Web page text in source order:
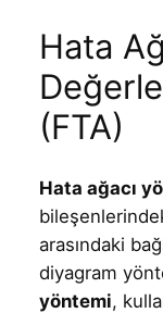
Hata
(FTA)
Hata ağacı
arasındaki
diyagram
yöntemi,